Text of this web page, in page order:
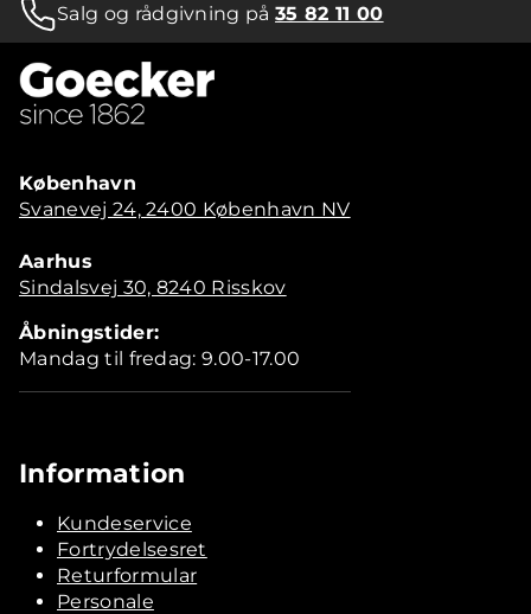
Salg og rådgivning på35 82 11 00
København
Svanevej 24, 2400 København NV
Aarhus
Sindalsvej 30, 8240 Risskov
Åbningstider:
Mandag til fredag: 9.00-17.00
Information
Kundeservice
Fortrydelsesret
Returformular
Personale